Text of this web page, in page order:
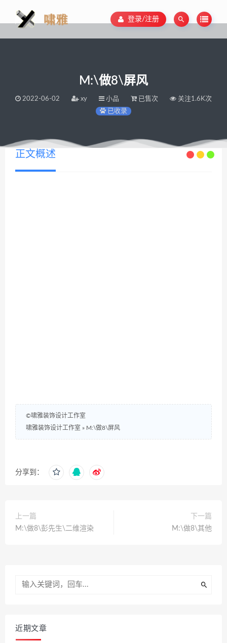
登录/注册
M:\做8\屏风
2022-06-02 xy 小品 已售次
关注1.6K次
已收录
正文概述
©啸雅装饰设计工作室
啸雅装饰设计工作室 » M:\做8\屏风
分享到：
上一篇
M:\做8\彭先生\二维渲染
下一篇
M:\做8\其他
近期文章